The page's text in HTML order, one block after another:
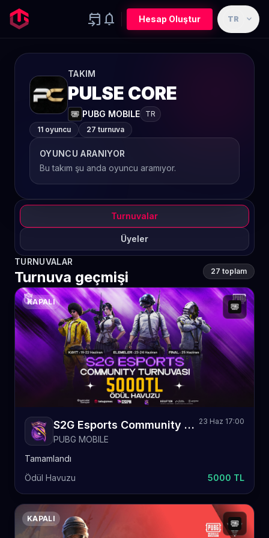
event_upcoming notifications Hesap Oluştur TR expand_more
TAKIM
PULSE CORE
PUBG MOBILE
TR
11 oyuncu
27 turnuva
OYUNCU ARANIYOR
Bu takım şu anda oyuncu aramıyor.
Turnuvalar
Üyeler
TURNUVALAR
Turnuva geçmişi 27 toplam
KAPALI
S2G Esports Community Turnuvası 1
PUBG MOBILE
23 Haz 17:00
Tamamlandı
Ödül Havuzu
5000 TL
KAPALI